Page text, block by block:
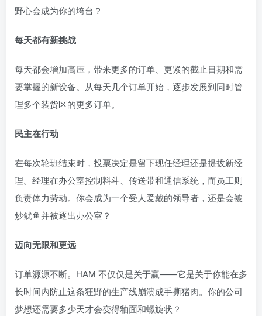
野心会成为你的垮台？
每天都有新挑战
每天都会增加高压，带来更多的订单、更紧的截止日期和需
要掌握的新设备。从每天几个订单开始，逐步发展到同时管
理多个装货区的更多订单。
民主在行动
在每次轮班结束时，投票决定是留下现任经理还是提拔新经
理。经理在办公室控制料斗、传送带和通信系统，而员工则
负责体力劳动。你会成为一个受人爱戴的领导者，还是会被
炒鱿鱼并被逐出办公室？
迈向无限和更远
订单源源不断。HAM 不仅仅是关于赢——它是关于你能在多
长时间内防止这条狂野的生产线崩溃成手撕猪肉。你的公司
梦想还需要多少天才会变得釉面和螺旋状？